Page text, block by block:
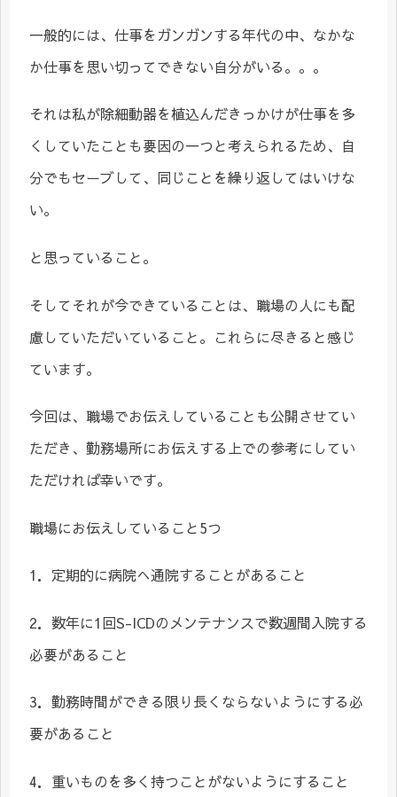
一般的には、仕事をガンガンする年代の中、なかな
か仕事を思い切ってできない自分がいる。。。
それは私が除細動器を植込んだきっかけが仕事を多
くしていたことも要因の一つと考えられるため、自
分でもセーブして、同じことを繰り返してはいけな
い。
と思っていること。
そしてそれが今できていることは、職場の人にも配
慮していただいていること。これらに尽きると感じ
ています。
今回は、職場でお伝えしていることも公開させてい
ただき、勤務場所にお伝えする上での参考にしてい
ただければ幸いです。
職場にお伝えしていること5つ
1．定期的に病院へ通院することがあること
2．数年に1回S-ICDのメンテナンスで数週間入院する
必要があること
3．勤務時間ができる限り長くならないようにする必
要があること
4．重いものを多く持つことがないようにすること